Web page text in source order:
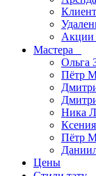
Акции
Мастера
Ольга
Пётр
Ника
Пётр
Цены